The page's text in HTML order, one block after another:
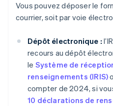
Vous pouvez déposer le
courrier, soit par voie
Dépôt électronique :
recours au dépôt
le Système de
renseignements (IRIS)
compter de 2024, si
10 déclarations de